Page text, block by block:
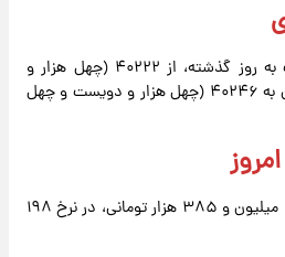
درهم حواله با افزایش نسبت به روز گذشته، از ۴۰۲۲۲ (چهل هزار و
دویست و بیست و دو) تومان به ۴۰۲۴۶ (چهل هزار و دویست و چهل
سکه امامی امروز با افزایش ۲ میلیون و ۳۸۵ هزار تومانی، در نرخ ۱۹۸